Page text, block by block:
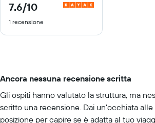
7.6/10
7.6
10
1 recensione
Ancora nessuna recensione scritta
Gli ospiti hanno valutato la struttura, ma
scritto una recensione. Dai un'occhiata alle
posizione per capire se è adatta al tuo